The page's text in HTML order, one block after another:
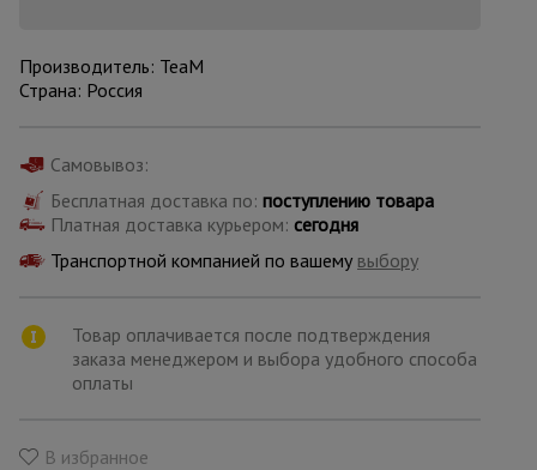
для бетонных
работ
склада
Производитель: TeaM
Страна: Россия
Самовывоз:
Бесплатная доставка по: поступлению товара
Платная доставка курьером: сегодня
Транспортной компанией по вашему выбору
Товар оплачивается после подтверждения
заказа менеджером и выбора удобного способа
оплаты
В избранное